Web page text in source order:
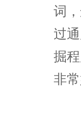
词
过
掘
非常